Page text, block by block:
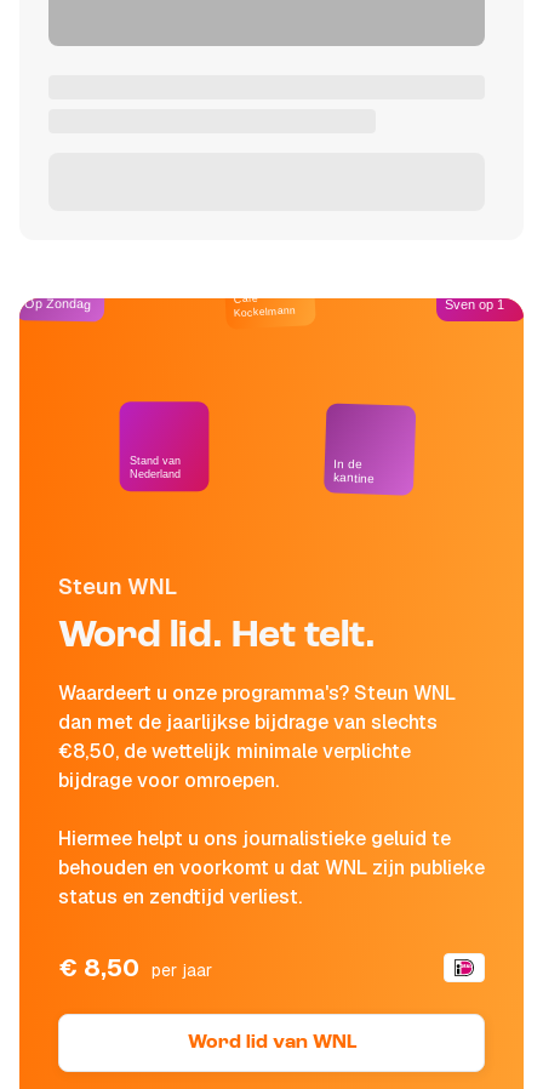
Steun WNL
Word lid. Het telt.
Waardeert u onze programma's? Steun WNL
dan met de jaarlijkse bijdrage van slechts
€8,50, de wettelijk minimale verplichte
bijdrage voor omroepen.
Hiermee helpt u ons journalistieke geluid te
behouden en voorkomt u dat WNL zijn publieke
status en zendtijd verliest.
€ 8,50 per jaar
Word lid van WNL
Op Zondag
Stand van
Nederland
Café
Kockelmann
In de
kantine
Sven op 1